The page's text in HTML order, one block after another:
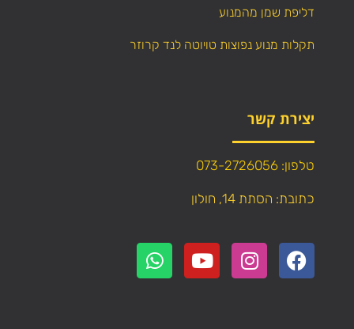
דליפת שמן מהמנוע
תקלות מנוע נפוצות טויוטה לנד קרוזר
יצירת קשר
טלפון: 073-2726056
כתובת: הסתת 14, חולון